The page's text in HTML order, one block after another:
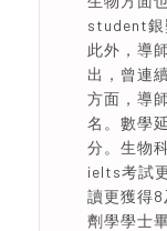
student銀
此外，導
出，曾連
方面，導
名。數學
分。生物
ielts考試
讀更獲得
劑學學士